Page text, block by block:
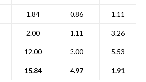
1.84 0.86 1.11
2.00 1.11 3.26
12.00 3.00 5.53
15.84 4.97 1.91